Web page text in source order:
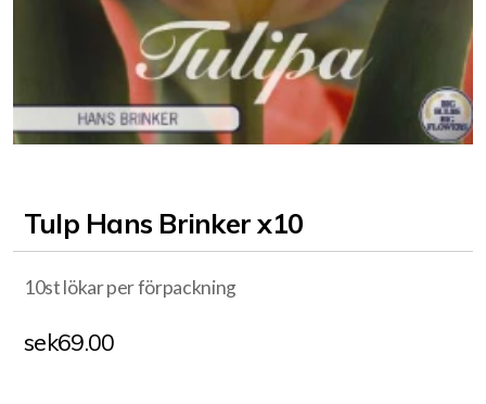
Tulp Hans Brinker x10
10st lökar per förpackning
sek69.00